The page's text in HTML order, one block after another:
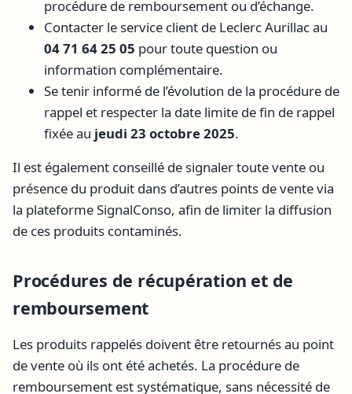
procédure de remboursement ou d’échange.
Contacter le service client de Leclerc Aurillac au
04 71 64 25 05 pour toute question ou
information complémentaire.
Se tenir informé de l’évolution de la procédure de
rappel et respecter la date limite de fin de rappel
fixée au jeudi 23 octobre 2025.
Il est également conseillé de signaler toute vente ou
présence du produit dans d’autres points de vente via
la plateforme SignalConso, afin de limiter la diffusion
de ces produits contaminés.
Procédures de récupération et de
remboursement
Les produits rappelés doivent être retournés au point
de vente où ils ont été achetés. La procédure de
remboursement est systématique, sans nécessité de